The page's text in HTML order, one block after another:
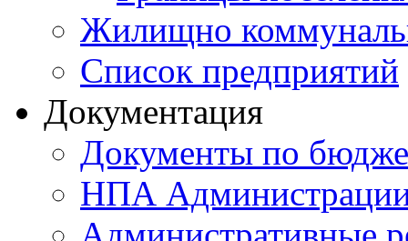
Жилищно
Список предприятий
Документация
Документы по
НПА